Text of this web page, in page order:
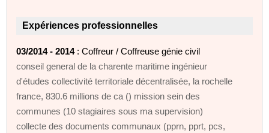
Expériences professionnelles
03/2014 - 2014: Coffreur / Coffreuse génie civil
conseil general de la charente maritime ingénieur
d'études collectivité territoriale décentralisée, la rochelle
france, 830.6 millions de ca () mission sein des
communes (10 stagiaires sous ma supervision)
collecte des documents communaux (pprn, pprt, pcs,